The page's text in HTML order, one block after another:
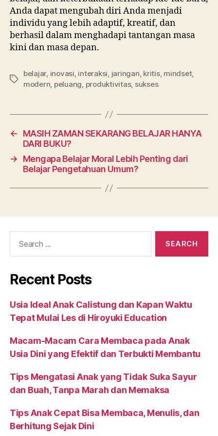
Anda dapat mengubah diri Anda menjadi
individu yang lebih adaptif, kreatif, dan
berhasil dalam menghadapi tantangan masa
kini dan masa depan.
belajar, inovasi, interaksi, jaringan, kritis, mindset,
modern, peluang, produktivitas, sukses
←
MASIH ZAMAN SEKARANG BELAJAR HANYA
DARI BUKU?
→
Mengapa Belajar Moral Lebih Penting dari
Belajar Pengetahuan Umum?
Recent Posts
Usia Ideal Anak Calistung dan Kapan Waktu
Tepat Mulai Les di Hiroyuki Education
Macam-Macam Cara Membaca pada Anak
Usia Dini yang Efektif dan Terbukti Membantu
Tips Mengatasi Anak yang Tidak Suka Sayur
dan Buah, Tanpa Marah dan Memaksa
Tips Anak Cepat Bisa Membaca, Menulis, dan
Berhitung Sejak Dini